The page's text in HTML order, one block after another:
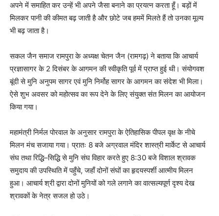
अपने में समाहित कर उन्हें भी अपने जैसा बनाने का प्रयत्न करता हूँ। बड़ों में
मिलकर पानी की कीमत बढ़ जाती है और छोटे जब हममें मिलते हैं तो उनका मूल्य
भी बढ़ जाता है।
सकल जैन समाज रामपुरा के अध्यक्ष चेतन जैन (रामगढ़) ने बताया कि आचार्य
प्रज्ञासागर के 2 दिसंबर के आगमन की स्वीकृति पूर्व में प्राप्त हुई थी। संयोगवश
बूंदी से मुनि अनुपम सागर एवं मुनि निर्मोह सागर के आगमन का संदेश भी मिला।
ऐसे शुभ अवसर को महोत्सव का रूप देने के लिए संयुक्त संत मिलन का आयोजन
किया गया।
महामंत्री निर्मल पोरवाल के अनुसार रामपुरा के ऐतिहासिक पीपल वृक्ष के नीचे
मिलन मंच सजाया गया। प्रातः 8 बजे अग्रवाल मंदिर शास्त्री मार्केट से आचार्य
संघ तथा रिद्धि–सिद्धि से मुनि संघ विहार करते हुए 8:30 बजे विशाल श्रावक
समुदाय की उपस्थिति में पहुँचे, जहाँ दोनों संघों का हृदयस्पर्शी आत्मीय मिलन
हुआ। आचार्य श्री द्वारा दोनों मुनियों को गले लगाने का वात्सल्यपूर्ण दृश्य देख
श्रावकों के नेत्र सजल हो उठे।